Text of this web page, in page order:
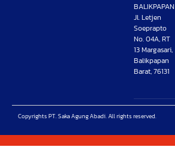
BALIKPAPAN
Jl. Letjen
Soeprapto
No. 04A, RT
13 Margasari,
Balikpapan
Barat, 76131
Copyrights PT. Saka Agung Abadi. All rights reserved.